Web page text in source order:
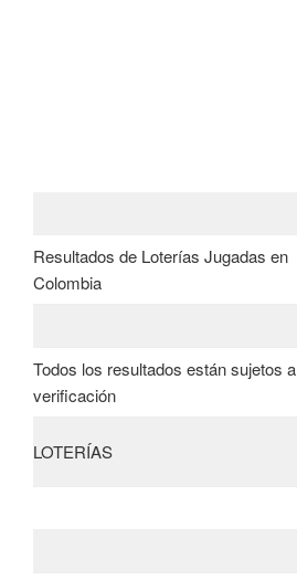
Resultados de Loterías Jugadas en
Colombia
Todos los resultados están sujetos a
verificación
LOTERÍAS